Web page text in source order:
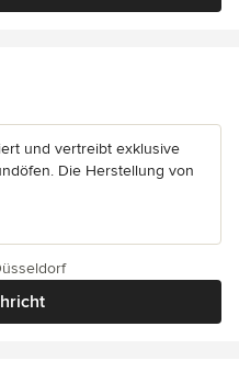
und vertreibt exklusive
Die Herstellung von